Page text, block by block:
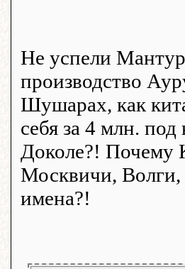
Не успели
производство
Шушарах, как
себя за 4 млн.
Доколе?! Почему
Москвичи, Волги,
имена?!